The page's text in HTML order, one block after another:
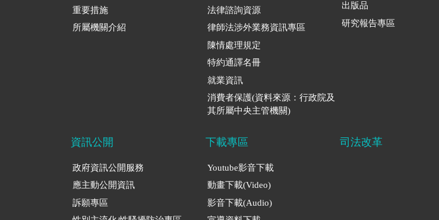
重要措施
所屬機關介紹
法律諮詢資源
律師法涉外業務資訊專區
陳情處理規定
特約通譯名冊
就業資訊
消費者保護(資料來源：行政院及
其所屬中央主管機關)
出版品
研究報告專區
資訊公開
政府資訊公開服務
應主動公開資訊
訴願專區
下載專區
Youtube影音下載
動畫下載(Video)
影音下載(Audio)
司法改革